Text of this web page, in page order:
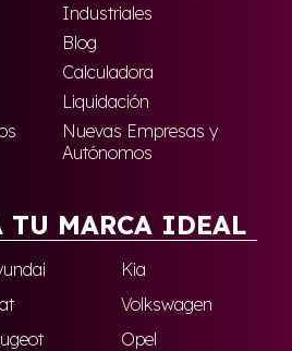
Industriales
Blog
Calculadora
Liquidación
Nuevas Empresas y
Autónomos
TU MARCA IDEAL
Kia
Volkswagen
Opel